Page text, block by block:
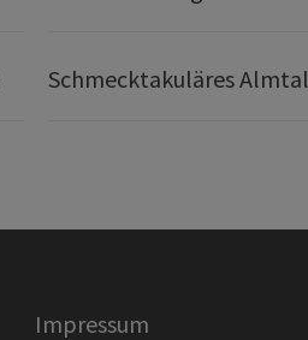
Schmecktakuläres Almtal
Impressum